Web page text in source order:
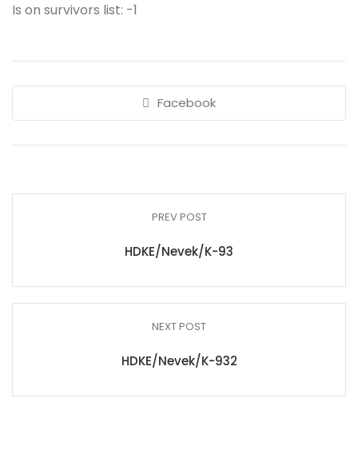
Is on survivors list: -1
Facebook
PREV POST
HDKE/Nevek/K-93
NEXT POST
HDKE/Nevek/K-932